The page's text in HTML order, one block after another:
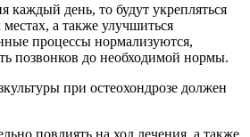
каждый день, то будут укрепляться
а также улучшиться
процессы нормализуются,
позвонков до необходимой нормы.
при остеохондрозе должен
повлиять на ход лечения, а также